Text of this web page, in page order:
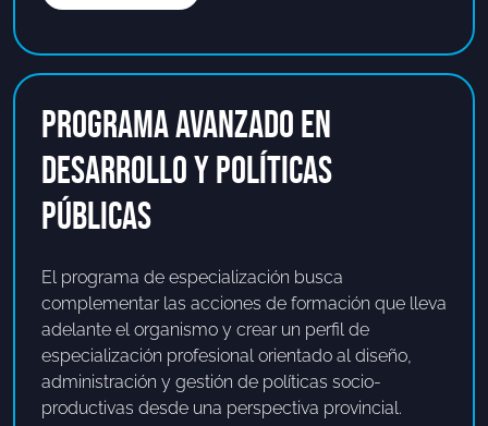
PROGRAMA AVANZADO EN
DESARROLLO Y POLÍTICAS
PÚBLICAS
El programa de especialización busca
complementar las acciones de formación que lleva
adelante el organismo y crear un perfil de
especialización profesional orientado al diseño,
administración y gestión de políticas socio-
productivas desde una perspectiva provincial.